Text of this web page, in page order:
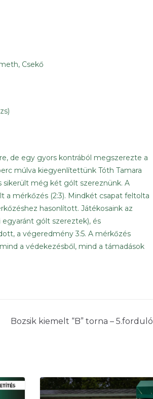
Csekő
de egy gyors kontrából megszerezte a
múlva kiegyenlítettünk Tóth Tamara
sikerült még két gólt szereznünk. A
a mérkőzés (2:3). Mindkét csapat feltolta
hasonlított. Játékosaink az
gólt szereztek), és
a végeredmény 3:5. A mérkőzés
a védekezésből, mind a támadások
Bozsik kiemelt “B” torna – 5.forduló